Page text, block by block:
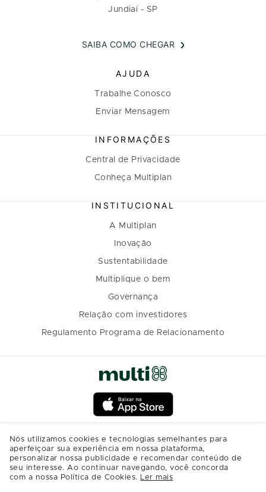
Jundiaí - SP
SAIBA COMO CHEGAR
AJUDA
Trabalhe Conosco
Enviar Mensagem
INFORMAÇÕES
Central de Privacidade
Conheça Multiplan
INSTITUCIONAL
A Multiplan
Inovação
Sustentabilidade
Multiplique o bem
Governança
Relação com investidores
Regulamento Programa de Relacionamento
Nós utilizamos cookies e tecnologias semelhantes para
aperfeiçoar sua experiência em nossa plataforma,
personalizar nossa publicidade e recomendar conteúdo de
seu interesse. Ao continuar navegando, você concorda
com a nossa Política de Cookies. Ler mais